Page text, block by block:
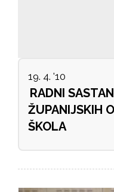
19. 4. '10
RADNI
ŽUPANIJSKIH
ŠKOLA